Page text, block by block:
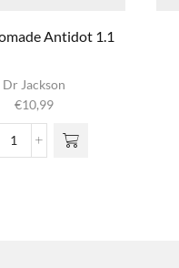
Antidot 1.1
Dr Jackson
€10,99
Matt